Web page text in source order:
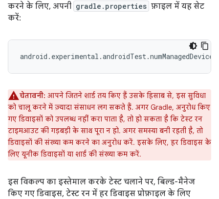
करने के लिए, अपनी gradle.properties फ़ाइल में यह सेट
करें:
चेतावनी: आपने जितने शार्ड तय किए हैं उसके हिसाब से, इस सुविधा
को चालू करने में ज़्यादा संसाधन लग सकते हैं. अगर Gradle, अनुरोध किए
गए डिवाइसों को उपलब्ध नहीं करा पाता है, तो हो सकता है कि टेस्ट रन
टाइमआउट की गड़बड़ी के साथ पूरा न हो. अगर समस्या बनी रहती है, तो
डिवाइसों की संख्या कम करने का अनुरोध करें. इसके लिए, हर डिवाइस के
लिए यूनीक डिवाइसों या शार्ड की संख्या कम करें.
इस विकल्प का इस्तेमाल करके टेस्ट चलाने पर, बिल्ड-मैनेज
किए गए डिवाइस, टेस्ट रन में हर डिवाइस प्रोफ़ाइल के लिए